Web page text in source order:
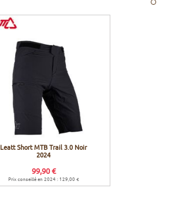
Leatt Short MTB Trail 3.0 Noir
2024
99,90 €
Prix conseillé en 2024 : 129,00 €